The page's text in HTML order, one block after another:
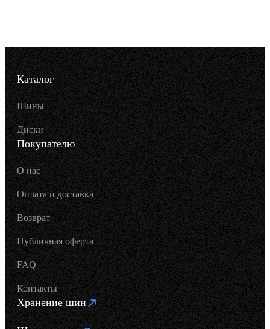
Каталог
Шины
Диски
Покупателю
О нас
Оплата и доставка
Возврат
Публичная оферта
FAQ
Контакты
Хранение шин